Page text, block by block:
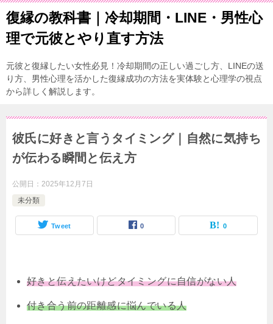
復縁の教科書｜冷却期間・LINE・男性心
理で元彼とやり直す方法
元彼と復縁したい女性必見！冷却期間の正しい過ごし方、LINEの送
り方、男性心理を活かした復縁成功の方法を実体験と心理学の視点
から詳しく解説します。
彼氏に好きと言うタイミング｜自然に気持ち
が伝わる瞬間と伝え方
公開日： 2025年12月7日
未分類
Tweet 0 0
好きと伝えたいけどタイミングに自信がない人
付き合う前の距離感に悩んでいる人